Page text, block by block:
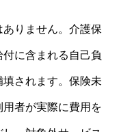
りません。介護保
に含まれる自己負
されます。保険未
者が実際に費用を